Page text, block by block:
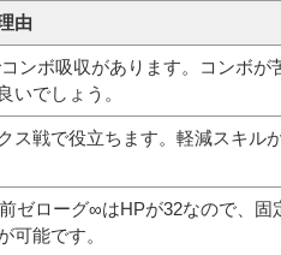
由
ンボ吸収があります。コンボが
いでしょう。
ス戦で役立ちます。軽減スキル
ゼローグ∞はHPが32なので、固
可能です。